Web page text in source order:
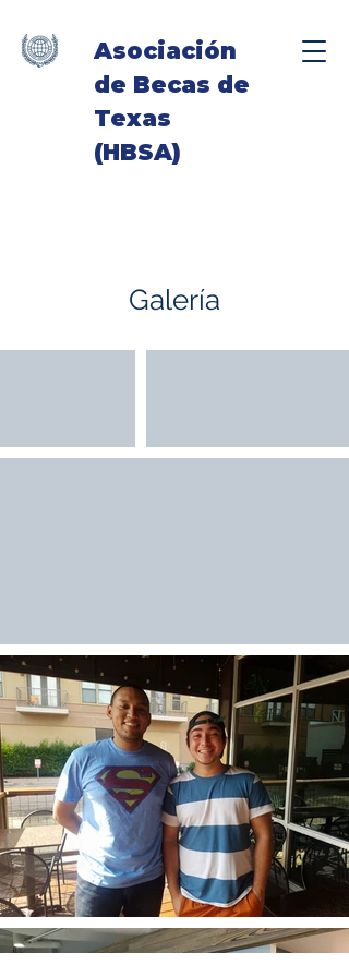
Asociación
de Becas de
Texas
(HBSA)
Galería